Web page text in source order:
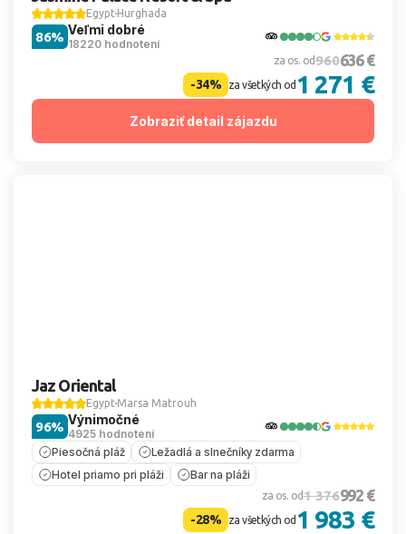
Egypt Hurghada
Veľmi dobré
18220 hodnotení
86%
za os. od960636 €
-34% za všetkých od 1 271 €
Zobraziť detail zájazdu
Jaz Oriental
Egypt Marsa Matrouh
Výnimočné
4925 hodnotení
96%
Piesočná pláž
Ležadlá a slnečníky zdarma
Hotel priamo pri pláži
Bar na pláži
za os. od1 376992 €
-28% za všetkých od 1 983 €